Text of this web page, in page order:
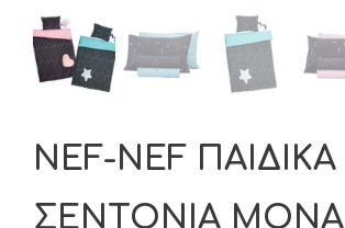
NEF-NEF ΠΑΙΔΙΚΑ
ΣΕΝΤΟΝΙΑ ΜΟΝΑ